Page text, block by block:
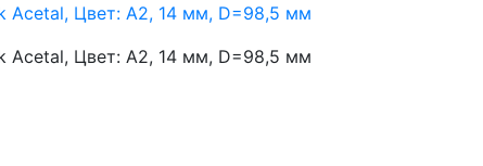
Acetal, Цвет: A2, 14 мм, D=98,5 мм
Acetal, Цвет: A2, 14 мм, D=98,5 мм